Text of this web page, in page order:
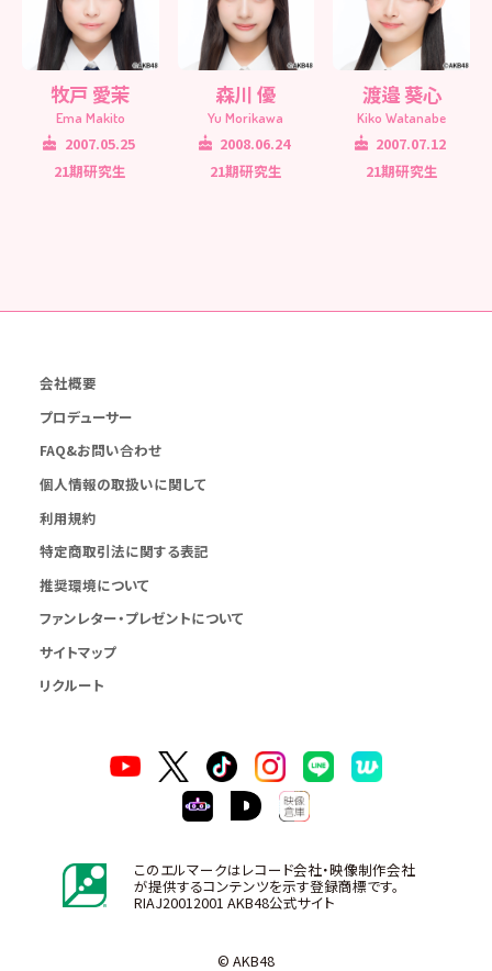
牧戸 愛茉
Ema Makito
2007.05.25
21期研究生
森川 優
Yu Morikawa
2008.06.24
21期研究生
渡邉 葵心
Kiko Watanabe
2007.07.12
21期研究生
会社概要
プロデューサー
FAQ&お問い合わせ
個人情報の取扱いに関して
利用規約
特定商取引法に関する表記
推奨環境について
ファンレター・プレゼントについて
サイトマップ
リクルート
このエルマークはレコード会社・映像制作会社
が提供するコンテンツを示す登録商標です。
RIAJ20012001 AKB48公式サイト
© AKB48